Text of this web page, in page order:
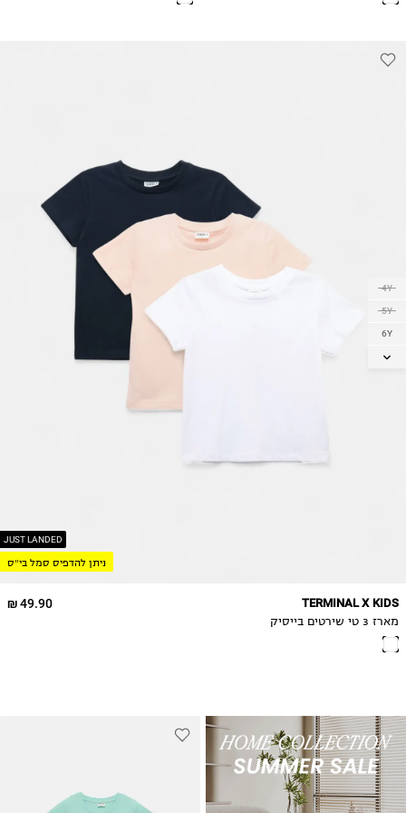
JUST LANDED
ניתן להדפיס סמל בי״ס
4Y
5Y
6Y
7Y
49.90 ₪ TERMINAL X KIDS
מארז 3 טי שירטים בייסיק